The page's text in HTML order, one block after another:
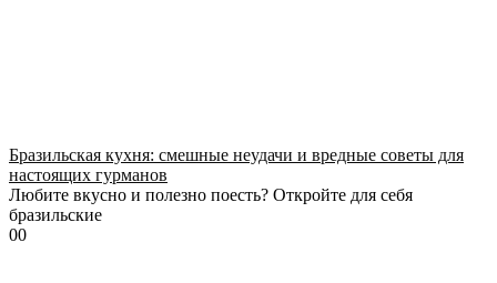
Бразильская кухня: смешные неудачи и вредные советы для
настоящих гурманов
Любите вкусно и полезно поесть? Откройте для себя
бразильские
00